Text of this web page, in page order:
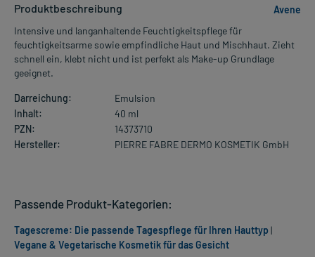
Produktbeschreibung
Avene
Intensive und langanhaltende Feuchtigkeitspflege für
feuchtigkeitsarme sowie empfindliche Haut und Mischhaut. Zieht
schnell ein, klebt nicht und ist perfekt als Make-up Grundlage
geeignet.
Darreichung:
Emulsion
Inhalt:
40 ml
PZN:
14373710
Hersteller:
PIERRE FABRE DERMO KOSMETIK GmbH
Passende Produkt-Kategorien:
Tagescreme: Die passende Tagespflege für Ihren Hauttyp |
Vegane & Vegetarische Kosmetik für das Gesicht